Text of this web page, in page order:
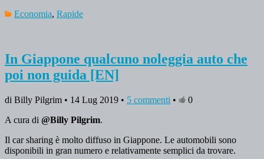
Economia, Rapide
In Giappone qualcuno noleggia auto che
poi non guida [EN]
di Billy Pilgrim • 14 Lug 2019 • 5 commenti •
0
A cura di @Billy Pilgrim.
Il car sharing è molto diffuso in Giappone. Le automobili sono
disponibili in gran numero e relativamente semplici da trovare.